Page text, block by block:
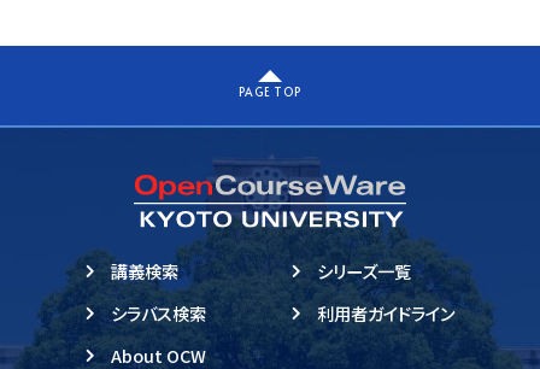
PAGE TOP
講義検索
シラバス検索
About OCW
シリーズ一覧
利用者ガイドライン